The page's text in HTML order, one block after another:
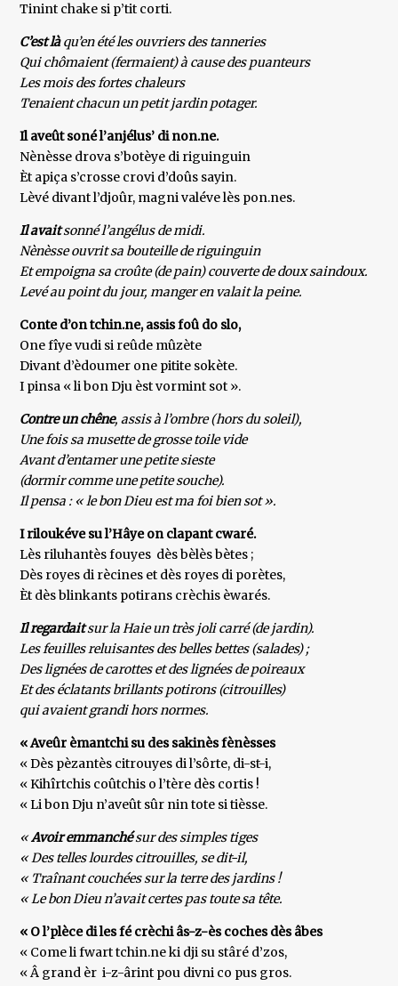
Tinint chake si p’tit corti.
C’est làqu’en été les ouvriers des tanneries
Qui chômaient (fermaient) à cause des puanteurs
Les mois des fortes chaleurs
Tenaient chacun un petit jardin potager.
Il aveût soné l’anjélus’ di non.ne.
Nènèsse drova s’botèye di riguinguin
Èt apiça s’crosse crovi d’doûs sayin.
Lèvé divant l’djoûr, magni valéve lès pon.nes.
Il avaitsonné l’angélus de midi.
Nènèsse ouvrit sa bouteille de riguinguin
Et empoigna sa croûte (de pain) couverte de doux saindoux.
Levé au point du jour, manger en valait la peine.
Conte d’on tchin.ne, assis foû do slo,
One fîye vudi si reûde mûzète
Divant d’èdoumer one pitite sokète.
I pinsa « li bon Dju èst vormint sot ».
Contre un chêne, assis à l’ombre (hors du soleil),
Une fois sa musette de grosse toile vide
Avant d’entamer une petite sieste
(dormir comme une petite souche).
Il pensa : « le bon Dieu est ma foi bien sot ».
I riloukéve su l’Hâye on clapant cwaré.
Lès riluhantès fouyes dès bèlès bètes ;
Dès royes di rècines et dès royes di porètes,
Èt dès blinkants potirans crèchis èwarés.
Il regardaitsur la Haie un très joli carré (de jardin).
Les feuilles reluisantes des belles bettes (salades) ;
Des lignées de carottes et des lignées de poireaux
Et des éclatants brillants potirons (citrouilles)
qui avaient grandi hors normes.
« Aveûr èmantchi su des sakinès fènèsses
« Dès pèzantès citrouyes di l’sôrte, di-st-i,
« Kihîrtchis coûtchis o l’tère dès cortis !
« Li bon Dju n’aveût sûr nin tote si tièsse.
«Avoir emmanchésur des simples tiges
« Des telles lourdes citrouilles, se dit-il,
« Traînant couchées sur la terre des jardins !
« Le bon Dieu n’avait certes pas toute sa tête.
« O l’plèce di les fé crèchi âs-z-ès coches dès âbes
« Come li fwart tchin.ne ki dji su stâré d’zos,
« Â grand èr i-z-ârint pou divni co pus gros.